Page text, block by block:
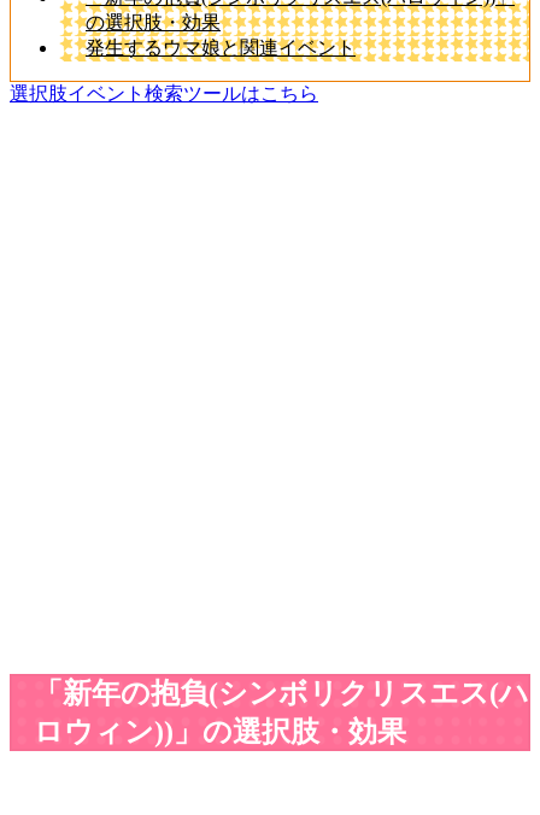
の選択肢・効果
発生するウマ娘と関連イベント
選択肢イベント検索ツールはこちら
「新年の抱負(シンボリクリスエス(ハ
ロウィン))」の選択肢・効果